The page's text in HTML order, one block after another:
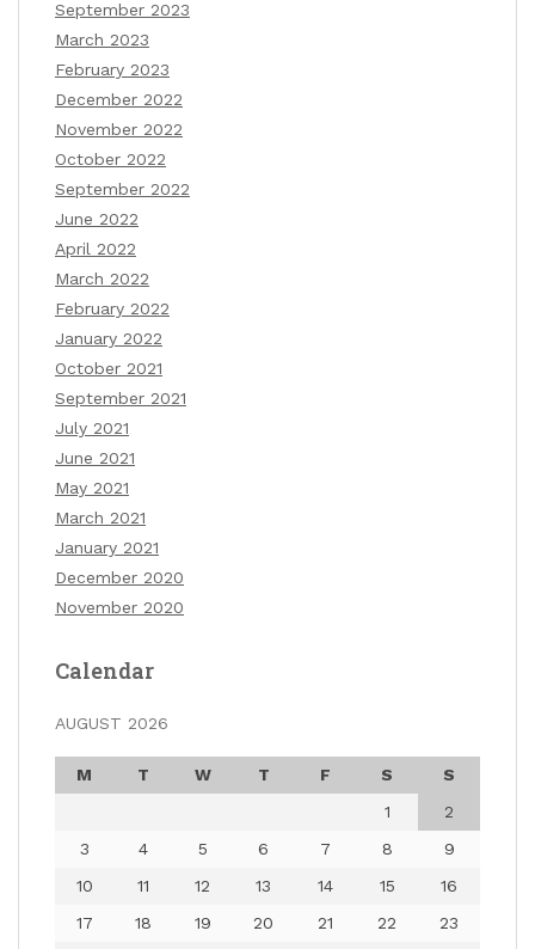
September 2023
March 2023
February 2023
December 2022
November 2022
October 2022
September 2022
June 2022
April 2022
March 2022
February 2022
January 2022
October 2021
September 2021
July 2021
June 2021
May 2021
March 2021
January 2021
December 2020
November 2020
Calendar
AUGUST 2026
M T W T F S
S
1
2
3
4 5 6 7 8
9
10
11 12 13 14 15
16
17
18 19 20 21 22
23